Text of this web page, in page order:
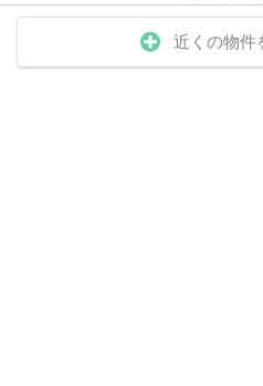
近くの物件